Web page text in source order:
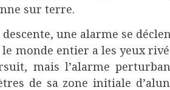
sur terre.
descente, une alarme se
le monde entier a les yeux
mais l’alarme
de sa zone initiale